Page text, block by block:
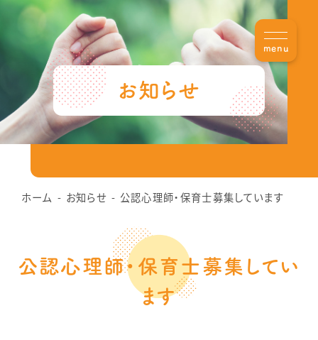
お知らせ
ホーム お知らせ 公認心理師・保育士募集しています
公認心理師・保育士募集してい
ます
menu